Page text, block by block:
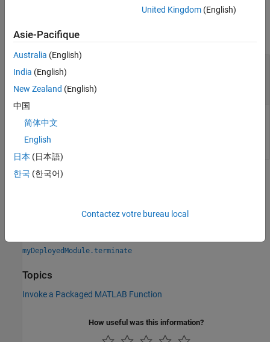
collapse all
functions
Python object
Output a handle to deployed MATLAB functions, returned as
Version History
myDeployedModule.terminate
Topics
Invoke a Packaged MATLAB Function
How useful was this information?
United Kingdom(English)
Asie-Pacifique
Australia (English)
India (English)
New Zealand (English)
中国
简体中文
English
日本 (日本語)
한국 (한국어)
Contactez votre bureau local